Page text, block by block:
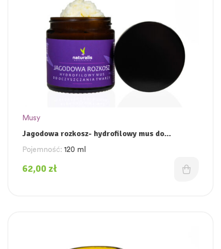
Musy
Jagodowa rozkosz- hydrofilowy mus do
oczyszczania twarzy
Pojemność: 120 ml
62,00 zł